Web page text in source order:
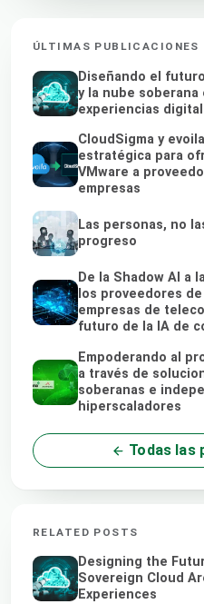
ÚLTIMAS PUBLICACIONES
Diseñando el
y la nube
experiencias
CloudSigma y
estratégica para
VMware a
empresas
Las personas, no
progreso
De la Shadow AI a
los proveedores
empresas de
futuro de la IA de
Empoderando al
a través de
soberanas e
hiperscaladores
Todas las
RELATED POSTS
Designing the
Sovereign Cloud
Experiences